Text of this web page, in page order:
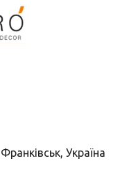
Україна